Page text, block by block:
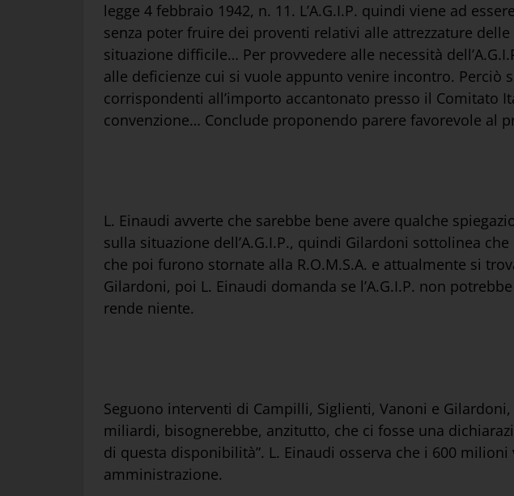
legge 4 febbraio 1942, n. 11. L’A.G.I.P. quindi viene ad
senza poter fruire dei proventi relativi alle attrezzature
situazione difficile… Per provvedere alle necessità
alle deficienze cui si vuole appunto venire incontro. Perciò
corrispondenti all’importo accantonato presso il Comitato
convenzione… Conclude proponendo parere favorevole al
L. Einaudi avverte che sarebbe bene avere qualche
sulla situazione dell’A.G.I.P., quindi Gilardoni sottolinea
che poi furono stornate alla R.O.M.S.A. e attualmente si
Gilardoni, poi L. Einaudi domanda se l’A.G.I.P. non
rende niente.
Seguono interventi di Campilli, Siglienti, Vanoni e
miliardi, bisognerebbe, anzitutto, che ci fosse una
di questa disponibilità”. L. Einaudi osserva che i 600
amministrazione.